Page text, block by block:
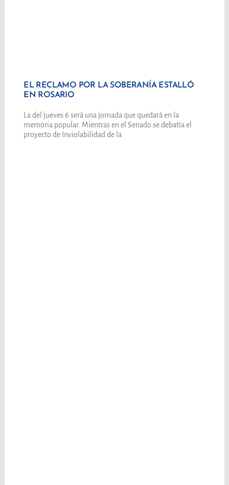
EL RECLAMO POR LA SOBERANÍA ESTALLÓ
EN ROSARIO
La del jueves 6 será una jornada que quedará en la
memoria popular. Mientras en el Senado se debatía el
proyecto de Inviolabilidad de la